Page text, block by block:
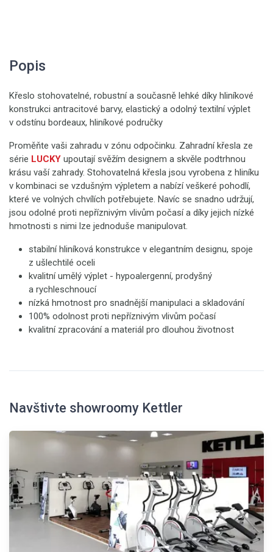
Popis
Křeslo stohovatelné, robustní a současně lehké díky hliníkové
konstrukci antracitové barvy, elastický a odolný textilní výplet
v odstínu bordeaux, hliníkové područky
Proměňte vaši zahradu v zónu odpočinku. Zahradní křesla ze
série LUCKY upoutají svěžím designem a skvěle podtrhnou
krásu vaší zahrady. Stohovatelná křesla jsou vyrobena z hliníku
v kombinaci se vzdušným výpletem a nabízí veškeré pohodlí,
které ve volných chvílích potřebujete. Navíc se snadno udržují,
jsou odolné proti nepříznivým vlivům počasí a díky jejich nízké
hmotnosti s nimi lze jednoduše manipulovat.
stabilní hliníková konstrukce v elegantním designu, spoje
z ušlechtilé oceli
kvalitní umělý výplet - hypoalergenní, prodyšný
a rychleschnoucí
nízká hmotnost pro snadnější manipulaci a skladování
100% odolnost proti nepříznivým vlivům počasí
kvalitní zpracování a materiál pro dlouhou životnost
Navštivte showroomy Kettler